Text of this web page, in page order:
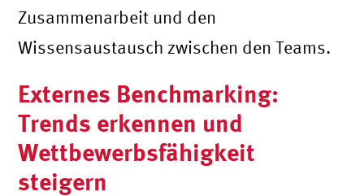
Zusammenarbeit und den
Wissensaustausch zwischen den Teams.
Externes Benchmarking:
Trends erkennen und
Wettbewerbsfähigkeit
steigern